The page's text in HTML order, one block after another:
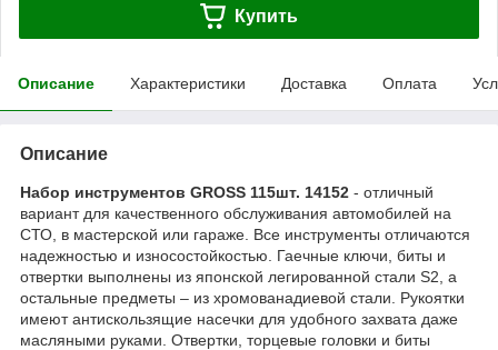
Купить
Описание Характеристики Доставка Оплата
Описание
Набор инструментов GROSS 115шт. 14152 - отличный
вариант для качественного обслуживания автомобилей на
СТО, в мастерской или гараже. Все инструменты отличаются
надежностью и износостойкостью. Гаечные ключи, биты и
отвертки выполнены из японской легированной стали S2, а
остальные предметы – из хромованадиевой стали. Рукоятки
имеют антискользящие насечки для удобного захвата даже
масляными руками. Отвертки, торцевые головки и биты